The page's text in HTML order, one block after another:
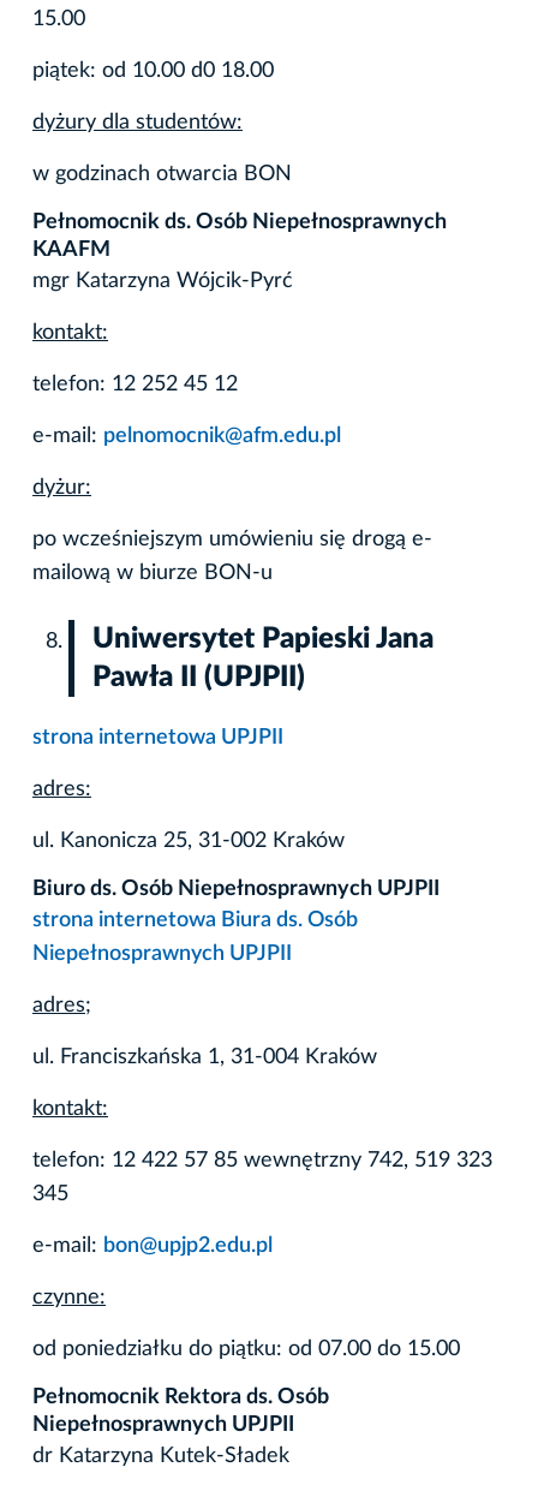
15.00
piątek: od 10.00 d0 18.00
dyżury dla studentów:
w godzinach otwarcia BON
Pełnomocnik ds. Osób Niepełnosprawnych
KAAFM
mgr Katarzyna Wójcik-Pyrć
kontakt:
telefon: 12 252 45 12
e-mail: pelnomocnik@afm.edu.pl
dyżur:
po wcześniejszym umówieniu się drogą e-
mailową w biurze BON-u
Uniwersytet Papieski Jana
Pawła II (UPJPII)
strona internetowa UPJPII
adres:
ul. Kanonicza 25, 31-002 Kraków
Biuro ds. Osób Niepełnosprawnych UPJPII
strona internetowa Biura ds. Osób
Niepełnosprawnych UPJPII
adres;
ul. Franciszkańska 1, 31-004 Kraków
kontakt:
telefon: 12 422 57 85 wewnętrzny 742, 519 323
345
e-mail: bon@upjp2.edu.pl
czynne:
od poniedziałku do piątku: od 07.00 do 15.00
Pełnomocnik Rektora ds. Osób
Niepełnosprawnych UPJPII
dr Katarzyna Kutek-Sładek